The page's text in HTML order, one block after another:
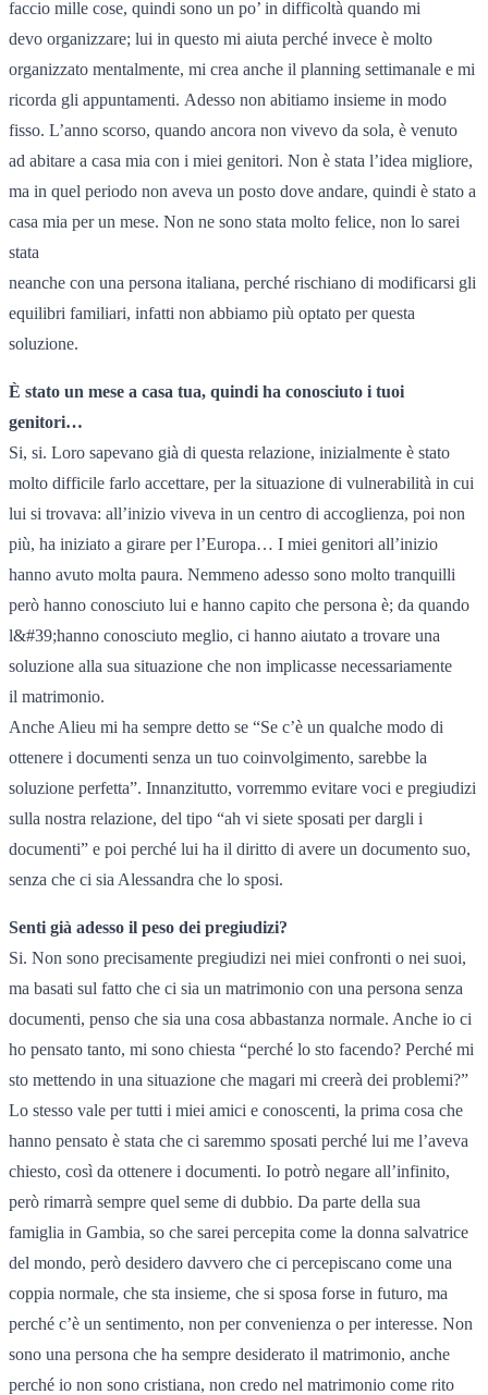
faccio mille cose, quindi sono un po’ in difficoltà quando mi
devo organizzare; lui in questo mi aiuta perché invece è molto
organizzato mentalmente, mi crea anche il planning settimanale e mi
ricorda gli appuntamenti. Adesso non abitiamo insieme in modo
fisso. L’anno scorso, quando ancora non vivevo da sola, è venuto
ad abitare a casa mia con i miei genitori. Non è stata l’idea migliore,
ma in quel periodo non aveva un posto dove andare, quindi è stato a
casa mia per un mese. Non ne sono stata molto felice, non lo sarei
stata
neanche con una persona italiana, perché rischiano di modificarsi gli
equilibri familiari, infatti non abbiamo più optato per questa
soluzione.
È stato un mese a casa tua, quindi ha conosciuto i tuoi
genitori…
Si, si. Loro sapevano già di questa relazione, inizialmente è stato
molto difficile farlo accettare, per la situazione di vulnerabilità in cui
lui si trovava: all’inizio viveva in un centro di accoglienza, poi non
più, ha iniziato a girare per l’Europa… I miei genitori all’inizio
hanno avuto molta paura. Nemmeno adesso sono molto tranquilli
però hanno conosciuto lui e hanno capito che persona è; da quando
l&#39;hanno conosciuto meglio, ci hanno aiutato a trovare una
soluzione alla sua situazione che non implicasse necessariamente
il matrimonio.
Anche Alieu mi ha sempre detto se “Se c’è un qualche modo di
ottenere i documenti senza un tuo coinvolgimento, sarebbe la
soluzione perfetta”. Innanzitutto, vorremmo evitare voci e pregiudizi
sulla nostra relazione, del tipo “ah vi siete sposati per dargli i
documenti” e poi perché lui ha il diritto di avere un documento suo,
senza che ci sia Alessandra che lo sposi.
Senti già adesso il peso dei pregiudizi?
Si. Non sono precisamente pregiudizi nei miei confronti o nei suoi,
ma basati sul fatto che ci sia un matrimonio con una persona senza
documenti, penso che sia una cosa abbastanza normale. Anche io ci
ho pensato tanto, mi sono chiesta “perché lo sto facendo? Perché mi
sto mettendo in una situazione che magari mi creerà dei problemi?”
Lo stesso vale per tutti i miei amici e conoscenti, la prima cosa che
hanno pensato è stata che ci saremmo sposati perché lui me l’aveva
chiesto, così da ottenere i documenti. Io potrò negare all’infinito,
però rimarrà sempre quel seme di dubbio. Da parte della sua
famiglia in Gambia, so che sarei percepita come la donna salvatrice
del mondo, però desidero davvero che ci percepiscano come una
coppia normale, che sta insieme, che si sposa forse in futuro, ma
perché c’è un sentimento, non per convenienza o per interesse. Non
sono una persona che ha sempre desiderato il matrimonio, anche
perché io non sono cristiana, non credo nel matrimonio come rito